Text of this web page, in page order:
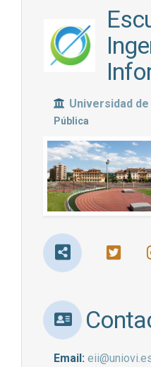
Universidad
Pública
Email: